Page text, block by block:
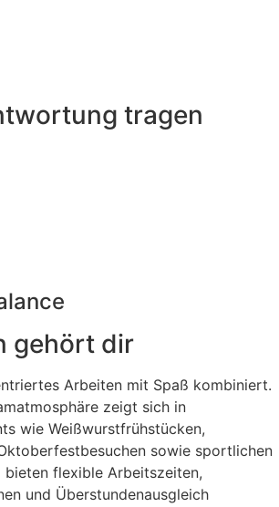
tragen
gehört dir
Arbeiten mit Spaß kombiniert.
zeigt sich in
wie Weißwurstfrühstücken,
sowie sportlichen
flexible Arbeitszeiten,
und Überstundenausgleich